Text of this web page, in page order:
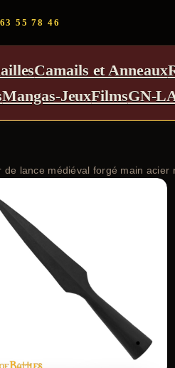
55 78 46
Camails et Anneaux
Mangas-JeuxFilmsGN-
lance médiéval forgé main acier